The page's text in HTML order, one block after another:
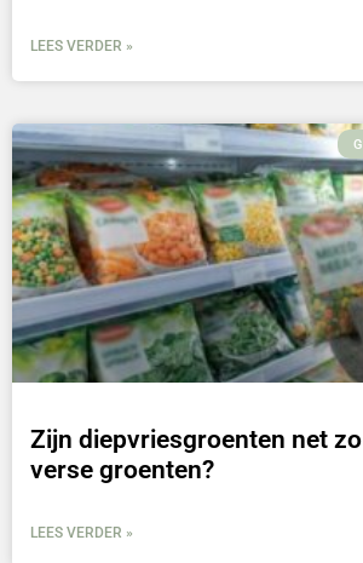
LEES VERDER »
Zijn diepvriesgroenten net
verse groenten?
LEES VERDER »